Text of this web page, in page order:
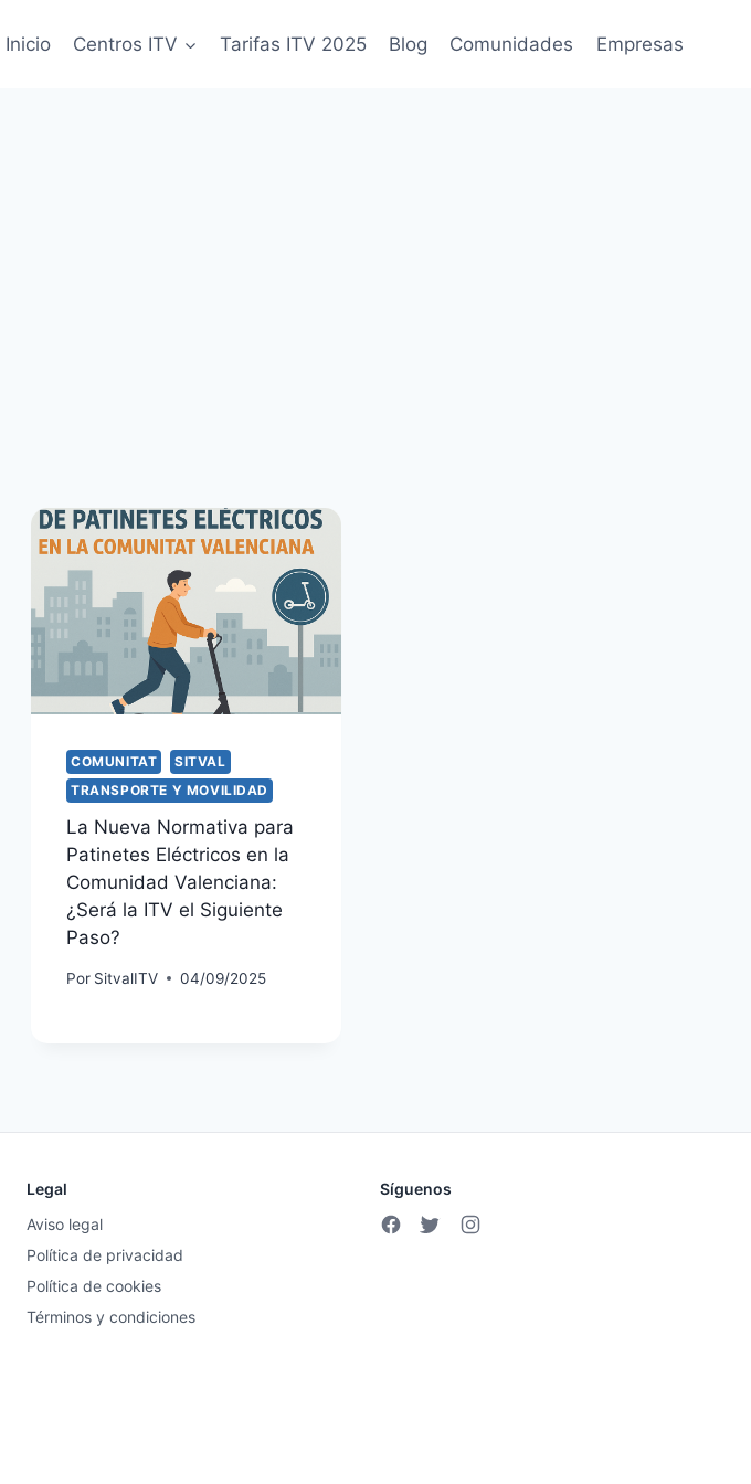
Inicio Centros ITV Tarifas ITV 2025 Blog Comunidades Empresas
COMUNITAT
SITVAL
TRANSPORTE Y MOVILIDAD
La Nueva Normativa para
Patinetes Eléctricos en la
Comunidad Valenciana:
¿Será la ITV el Siguiente
Paso?
Por SitvalITV 04/09/2025
Legal
Aviso legal
Política de privacidad
Política de cookies
Términos y condiciones
Síguenos